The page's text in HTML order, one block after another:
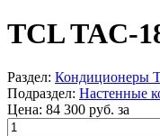
TCL TAC-
Раздел: Кондиционеры
Подраздел: Настенные
Цена: 84 300 руб. за